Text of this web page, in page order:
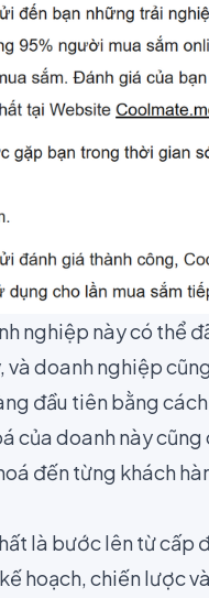
nghiệp này có thể
và doanh nghiệp
đầu tiên bằng
của doanh này
đến từng khách
là bước lên từ cấp
hoạch, chiến lược